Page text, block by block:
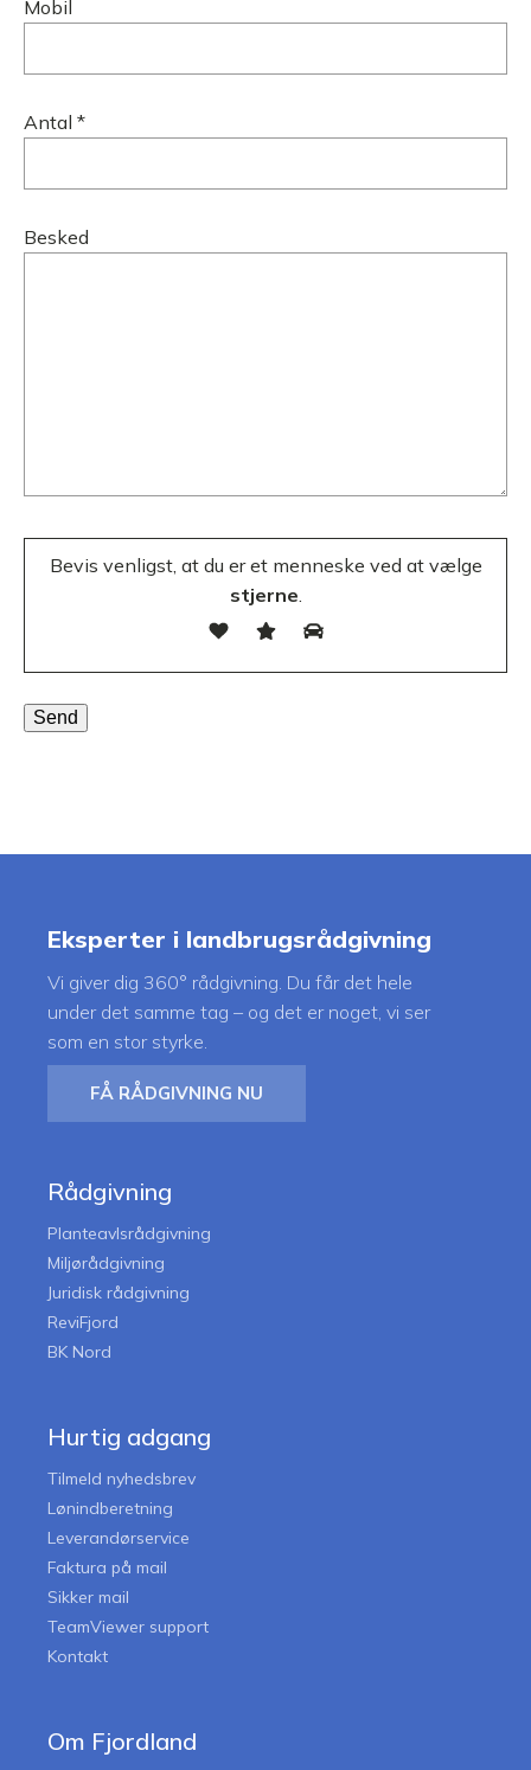
Mobil
Antal *
Besked
Bevis venligst, at du er et menneske ved at vælge
stjerne.
Eksperter i landbrugsrådgivning
Vi giver dig 360° rådgivning. Du får det hele
under det samme tag – og det er noget, vi ser
som en stor styrke.
FÅ RÅDGIVNING NU
Rådgivning
Planteavlsrådgivning
Miljørådgivning
Juridisk rådgivning
ReviFjord
BK Nord
Hurtig adgang
Tilmeld nyhedsbrev
Lønindberetning
Leverandørservice
Faktura på mail
Sikker mail
TeamViewer support
Kontakt
Om Fjordland